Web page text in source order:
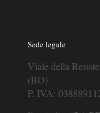
Sede legale
Viale della
(BO)
P. IVA: